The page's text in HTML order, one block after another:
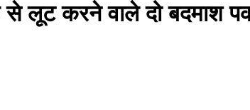
लूट करने वाले दो बदमाश